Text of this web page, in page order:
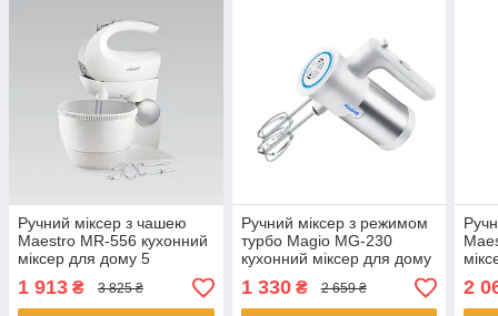
Ручний міксер з чашею
Maestro MR-556 кухонний
міксер для дому 5
швидкостей 2 насадки
Білий 600 Вт
1 913 ₴ 3 825 ₴
Ручний міксер з режимом
турбо Magio MG-230
кухонний міксер для дому
5 швидкостей 2 насадки з
білий300 Вт
1 330₴ 2 659 ₴ 2